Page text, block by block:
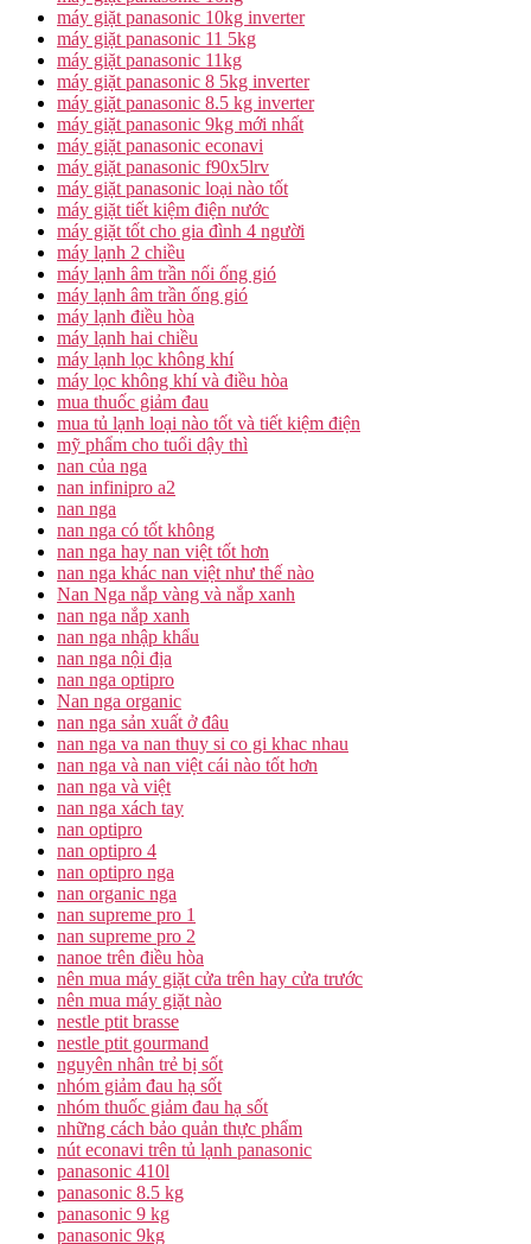
máy giặt panasonic 10kg inverter
máy giặt panasonic 11 5kg
máy giặt panasonic 11kg
máy giặt panasonic 8 5kg inverter
máy giặt panasonic 8.5 kg inverter
máy giặt panasonic 9kg mới nhất
máy giặt panasonic econavi
máy giặt panasonic f90x5lrv
máy giặt panasonic loại nào tốt
máy giặt tiết kiệm điện nước
máy giặt tốt cho gia đình 4 người
máy lạnh 2 chiều
máy lạnh âm trần nối ống gió
máy lạnh âm trần ống gió
máy lạnh điều hòa
máy lạnh hai chiều
máy lạnh lọc không khí
máy lọc không khí và điều hòa
mua thuốc giảm đau
mua tủ lạnh loại nào tốt và tiết kiệm điện
mỹ phẩm cho tuổi dậy thì
nan của nga
nan infinipro a2
nan nga
nan nga có tốt không
nan nga hay nan việt tốt hơn
nan nga khác nan việt như thế nào
Nan Nga nắp vàng và nắp xanh
nan nga nắp xanh
nan nga nhập khẩu
nan nga nội địa
nan nga optipro
Nan nga organic
nan nga sản xuất ở đâu
nan nga va nan thuy si co gi khac nhau
nan nga và nan việt cái nào tốt hơn
nan nga và việt
nan nga xách tay
nan optipro
nan optipro 4
nan optipro nga
nan organic nga
nan supreme pro 1
nan supreme pro 2
nanoe trên điều hòa
nên mua máy giặt cửa trên hay cửa trước
nên mua máy giặt nào
nestle ptit brasse
nestle ptit gourmand
nguyên nhân trẻ bị sốt
nhóm giảm đau hạ sốt
nhóm thuốc giảm đau hạ sốt
những cách bảo quản thực phẩm
nút econavi trên tủ lạnh panasonic
panasonic 410l
panasonic 8.5 kg
panasonic 9 kg
panasonic 9kg